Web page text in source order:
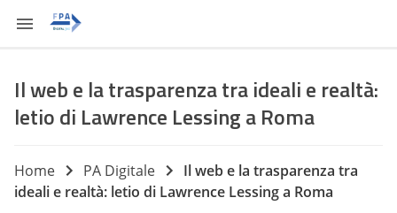
Il web e la trasparenza tra ideali e realtà:
letio di Lawrence Lessing a Roma
Home PA Digitale
Il web e la trasparenza tra
ideali e realtà: letio di Lawrence Lessing a Roma